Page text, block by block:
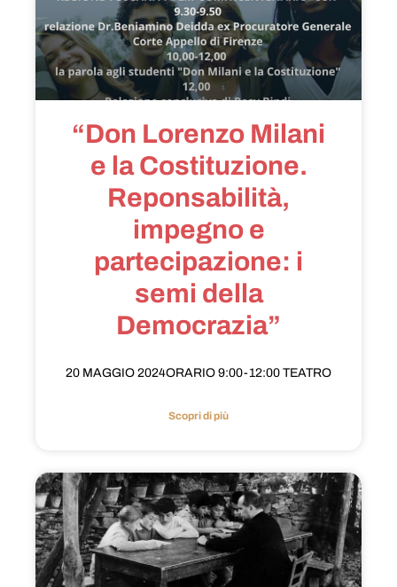
“Don Lorenzo Milani
e la Costituzione.
Reponsabilità,
impegno e
partecipazione: i
semi della
Democrazia”
20 MAGGIO 2024ORARIO 9:00-12:00 TEATRO
Scopri di più